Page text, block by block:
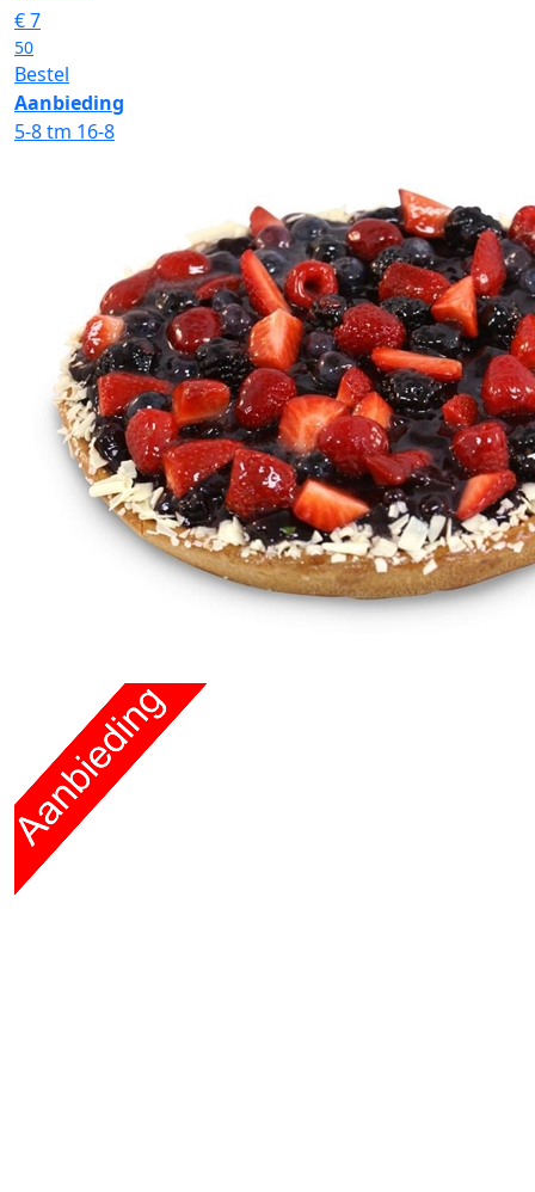
€7
50
Bestel
Aanbieding
5-8 tm 16-8